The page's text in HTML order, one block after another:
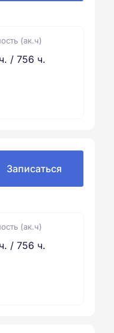
(ак.ч)
/ 756 ч.
Записаться
(ак.ч)
/ 756 ч.